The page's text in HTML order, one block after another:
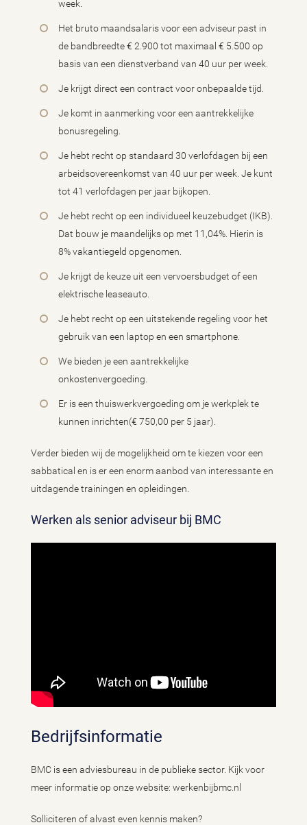
week.
Het bruto maandsalaris voor een adviseur past in
de bandbreedte € 2.900 tot maximaal € 5.500 op
basis van een dienstverband van 40 uur per week.
Je krijgt direct een contract voor onbepaalde tijd.
Je komt in aanmerking voor een aantrekkelijke
bonusregeling.
Je hebt recht op standaard 30 verlofdagen bij een
arbeidsovereenkomst van 40 uur per week. Je kunt
tot 41 verlofdagen per jaar bijkopen.
Je hebt recht op een individueel keuzebudget (IKB).
Dat bouw je maandelijks op met 11,04%. Hierin is
8% vakantiegeld opgenomen.
Je krijgt de keuze uit een vervoersbudget of een
elektrische leaseauto.
Je hebt recht op een uitstekende regeling voor het
gebruik van een laptop en een smartphone.
We bieden je een aantrekkelijke
onkostenvergoeding.
Er is een thuiswerkvergoeding om je werkplek te
kunnen inrichten(€ 750,00 per 5 jaar).
Verder bieden wij de mogelijkheid om te kiezen voor een
sabbatical en is er een enorm aanbod van interessante en
uitdagende trainingen en opleidingen.
Werken als senior adviseur bij BMC
Bedrijfsinformatie
BMC is een adviesbureau in de publieke sector. Kijk voor
meer informatie op onze website: werkenbijbmc.nl
Solliciteren of alvast even kennis maken?